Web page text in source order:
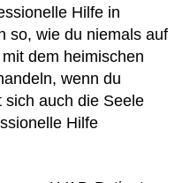
Hilfe in
so, wie du niemals auf
dem heimischen
wenn du
sich auch die Seele
Hilfe